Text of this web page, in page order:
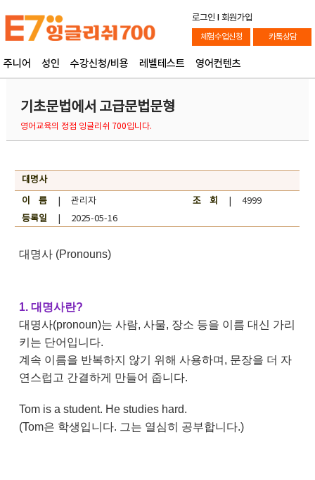
로그인 l 회원가입
체험수업신청 카톡상담
주니어 성인 수강신청/비용 레벨테스트 영어컨텐츠
기초문법에서 고급문법문형
영어교육의 정점 잉글리쉬 700입니다.
대명사
이 름| 관리자 조 회
| 4999
등록일| 2025-05-16
대명사 (Pronouns)
1. 대명사란?
대명사(pronoun)는 사람, 사물, 장소 등을 이름 대신 가리
키는 단어입니다.
계속 이름을 반복하지 않기 위해 사용하며, 문장을 더 자
연스럽고 간결하게 만들어 줍니다.
Tom is a student. He studies hard.
(Tom은 학생입니다. 그는 열심히 공부합니다.)